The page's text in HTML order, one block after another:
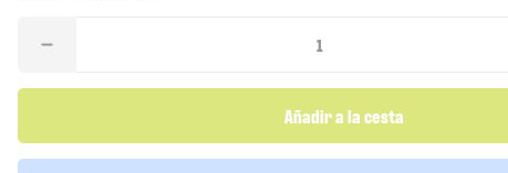
Añadir a la cesta